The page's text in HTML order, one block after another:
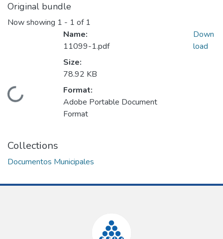
Original bundle
Now showing 1 - 1 of 1
Loading...
Name:
11099-1.pdf
Size:
78.92 KB
Format:
Adobe Portable Document
Format
Down
load
Collections
Documentos Municipales